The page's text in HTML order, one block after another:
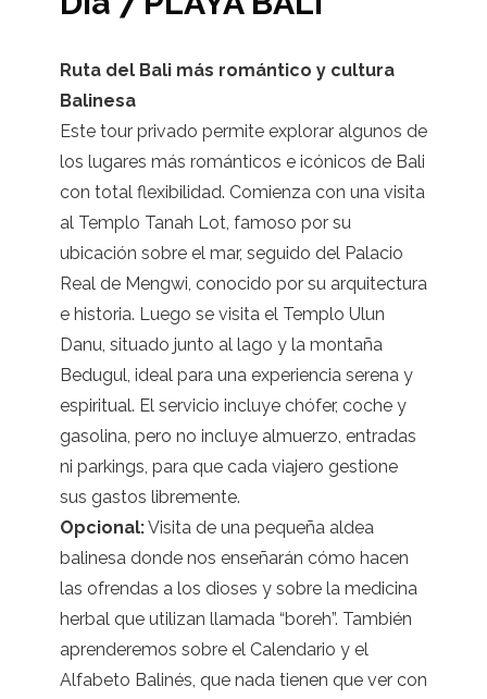
Ruta del Bali más romántico y cultura
Balinesa
Este tour privado permite explorar algunos de
los lugares más románticos e icónicos de Bali
con total flexibilidad. Comienza con una visita
al Templo Tanah Lot, famoso por su
ubicación sobre el mar, seguido del Palacio
Real de Mengwi, conocido por su arquitectura
e historia. Luego se visita el Templo Ulun
Danu, situado junto al lago y la montaña
Bedugul, ideal para una experiencia serena y
espiritual. El servicio incluye chófer, coche y
gasolina, pero no incluye almuerzo, entradas
ni parkings, para que cada viajero gestione
sus gastos libremente.
Opcional:Visita de una pequeña aldea
balinesa donde nos enseñarán cómo hacen
las ofrendas a los dioses y sobre la medicina
herbal que utilizan llamada “boreh”. También
aprenderemos sobre el Calendario y el
Alfabeto Balinés, que nada tienen que ver con